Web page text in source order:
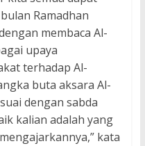
Ramadhan
membaca Al-
upaya
terhadap Al-
buta aksara Al-
dengan sabda
kalian adalah yang
kata